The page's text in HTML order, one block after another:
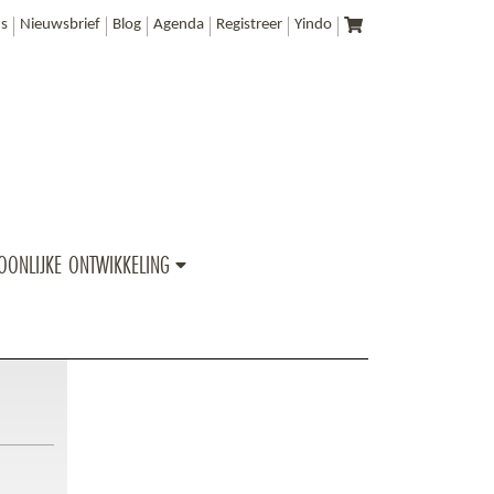
Nieuwsbrief Blog Agenda Registreer Yindo
ONTWIKKELING